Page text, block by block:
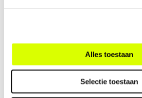
Alles toestaan
Selectie toestaan
Daadkrachtige democratie